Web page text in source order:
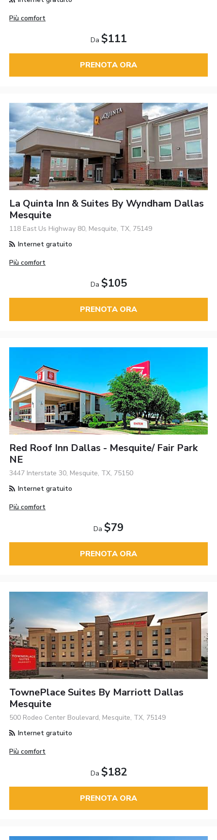
Più comfort
Da $111
PRENOTA ORA
La Quinta Inn & Suites By Wyndham Dallas
Mesquite
118 East Us Highway 80, Mesquite, TX, 75149
Internet gratuito
Più comfort
Da $105
PRENOTA ORA
Red Roof Inn Dallas - Mesquite/ Fair Park
NE
3447 Interstate 30, Mesquite, TX, 75150
Internet gratuito
Più comfort
Da $79
PRENOTA ORA
TownePlace Suites By Marriott Dallas
Mesquite
500 Rodeo Center Boulevard, Mesquite, TX, 75149
Internet gratuito
Più comfort
Da $182
PRENOTA ORA